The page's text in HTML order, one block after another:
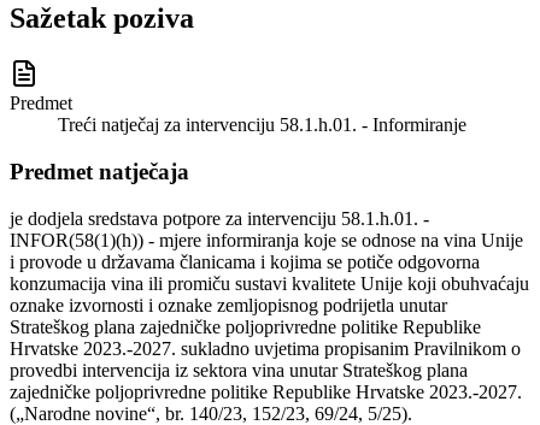
Sažetak poziva
Predmet
Treći natječaj za intervenciju 58.1.h.01. - Informiranje
Predmet natječaja
je dodjela sredstava potpore za intervenciju 58.1.h.01. -
INFOR(58(1)(h)) - mjere informiranja koje se odnose na vina Unije
i provode u državama članicama i kojima se potiče odgovorna
konzumacija vina ili promiču sustavi kvalitete Unije koji obuhvaćaju
oznake izvornosti i oznake zemljopisnog podrijetla unutar
Strateškog plana zajedničke poljoprivredne politike Republike
Hrvatske 2023.-2027. sukladno uvjetima propisanim Pravilnikom o
provedbi intervencija iz sektora vina unutar Strateškog plana
zajedničke poljoprivredne politike Republike Hrvatske 2023.-2027.
(„Narodne novine“, br. 140/23, 152/23, 69/24, 5/25).